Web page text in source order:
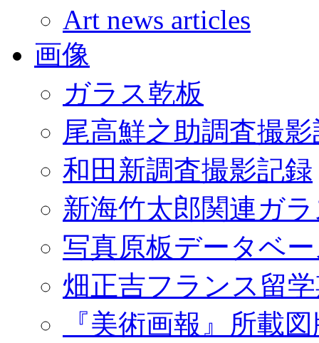
Art news articles
画像
ガラス乾板
尾高鮮之助調査撮
和田新調査撮影記録
新海竹太郎関連ガ
写真原板データベ
畑正吉フランス留
『美術画報』所載